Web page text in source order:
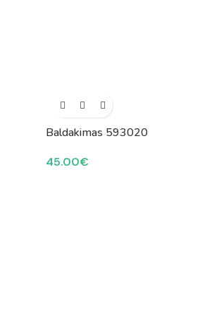
Baldakimas 593020
45.00€